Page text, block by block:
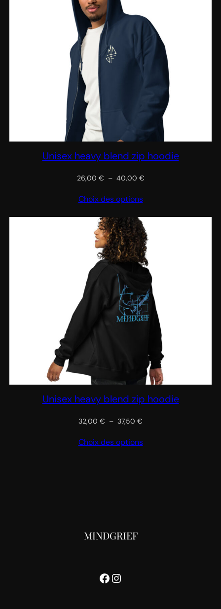
Unisex heavy blend zip hoodie
26,00 € – 40,00 €Plage
à
40,00 €
Choix des options
Unisex heavy blend zip hoodie
32,00 € – 37,50 €
prix :
Choix des options
MINDGRIEF
Facebook
Instagram